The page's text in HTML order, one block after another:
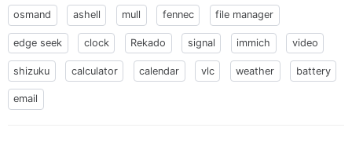
osmand ashell mull fennec file manager
edge seek clock Rekado signal immich video
shizuku calculator calendar vlc weather battery
email